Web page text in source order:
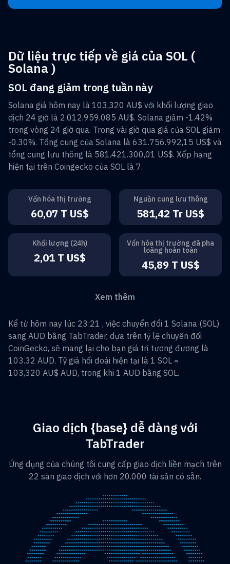
Dữ liệu trực tiếp về giá của SOL (
Solana )
SOL đang giảm trong tuần này
Solana giá hôm nay là 103,320 AU$ với khối lượng giao
dịch 24 giờ là 2.012.959.085 AU$. Solana giảm -1.42%
trong vòng 24 giờ qua. Trong vài giờ qua giá của SOL giảm
-0.30%. Tổng cung của Solana là 631.756.992,15 US$ và
tổng cung lưu thông là 581.421.300,01 US$. Xếp hạng
hiện tại trên Coingecko của SOL là 7.
Vốn hóa thị trường
60,07 T US$
Nguồn cung lưu thông
581,42 Tr US$
Khối lượng (24h)
2,01 T US$
Vốn hóa thị trường đã pha
loãng hoàn toàn
45,89 T US$
Xem thêm
Kể từ hôm nay lúc 23:21 , việc chuyển đổi 1 Solana (SOL)
sang AUD bằng TabTrader, dựa trên tỷ lệ chuyển đổi
CoinGecko, sẽ mang lại cho bạn giá trị tương đương là
103.32 AUD. Tỷ giá hối đoái hiện tại là 1 SOL =
103,320 AU$ AUD, trong khi 1 AUD bằng SOL.
Giao dịch {base} dễ dàng với
TabTrader
Ứng dụng của chúng tôi cung cấp giao dịch liền mạch trên
22 sàn giao dịch với hơn 20.000 tài sản có sẵn.